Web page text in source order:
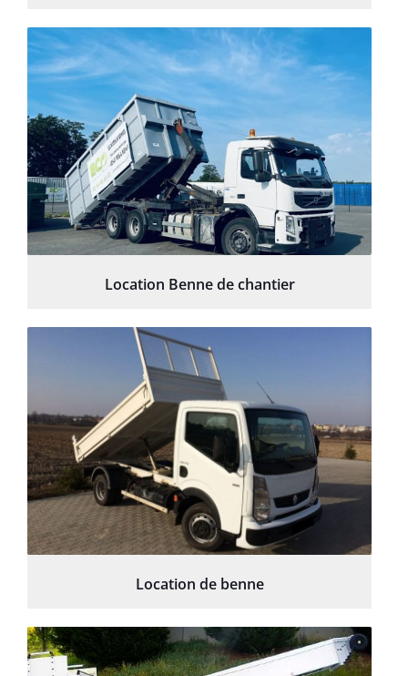
Location Benne de chantier
Location de benne